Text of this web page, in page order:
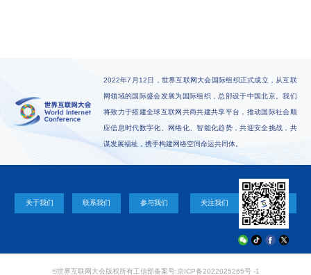
2022年7月12日，世界互联网大会国际组织正式成立，从互联
网领域的国际盛会发展为国际组织，总部设于中国北京。我们
将致力于搭建全球互联网共商共建共享平台，推动国际社会顺
应信息时代数字化、网络化、智能化趋势，共迎安全挑战，共
谋发展福祉，携手构建网络空间命运共同体。
关于我们 联系我们 参与我们 关注我们
©世界互联网大会版权所有工信部备案号:京ICP备2022025265号 -1